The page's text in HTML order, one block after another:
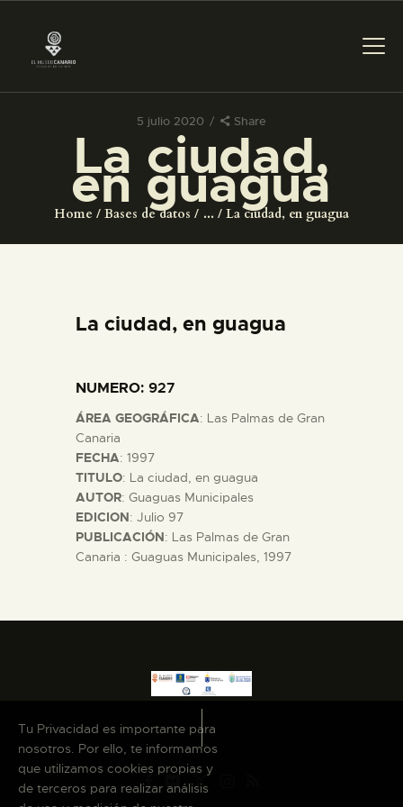
5 julio 2020 Share
La ciudad,
en guagua
Home Bases de datos ... La ciudad, en guagua
PREPARAR LA VISITA
ACTIVIDADES
EL MUSEO
DIDÁCTICA
ESPAÑOL
PREPARAR LA VISITA
COLECCIONES
DIDÁCTICA
La ciudad, en guagua
NUMERO: 927
ÁREA GEOGRÁFICA: Las Palmas de Gran
Canaria
FECHA: 1997
TITULO: La ciudad, en guagua
AUTOR: Guaguas Municipales
EDICION: Julio 97
PUBLICACIÓN: Las Palmas de Gran
Canaria : Guaguas Municipales, 1997
Tu Privacidad es importante para
nosotros. Por ello, te informamos
que utilizamos cookies propias y
de terceros para realizar análisis